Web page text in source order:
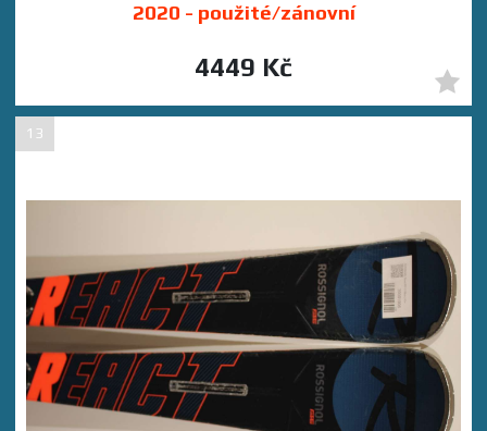
2020 - použité/zánovní
4449 Kč
13